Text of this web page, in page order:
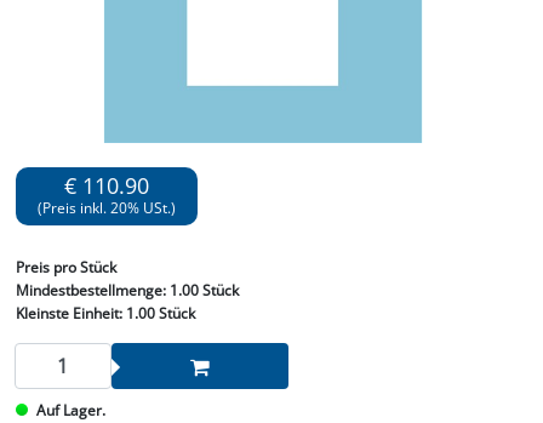
€ 110.90
(Preis inkl. 20% USt.)
Preis pro Stück
Mindestbestellmenge: 1.00 Stück
Kleinste Einheit:1.00 Stück
Auf Lager.